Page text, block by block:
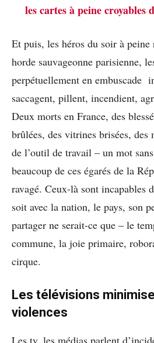
les cartes à peine croyables
Et puis, les héros du soir à
horde sauvageonne parisienne,
perpétuellement en embuscade
saccagent, pillent, incendient,
Deux morts en France, des
brûlées, des vitrines brisées,
de l’outil de travail – un mot
beaucoup de ces égarés de la
ravagé. Ceux-là sont incapables
soit avec la nation, le pays, son
partager ne serait-ce que – le
commune, la joie primaire,
cirque.
Les télévisions
violences
Les tv, les médias parlent